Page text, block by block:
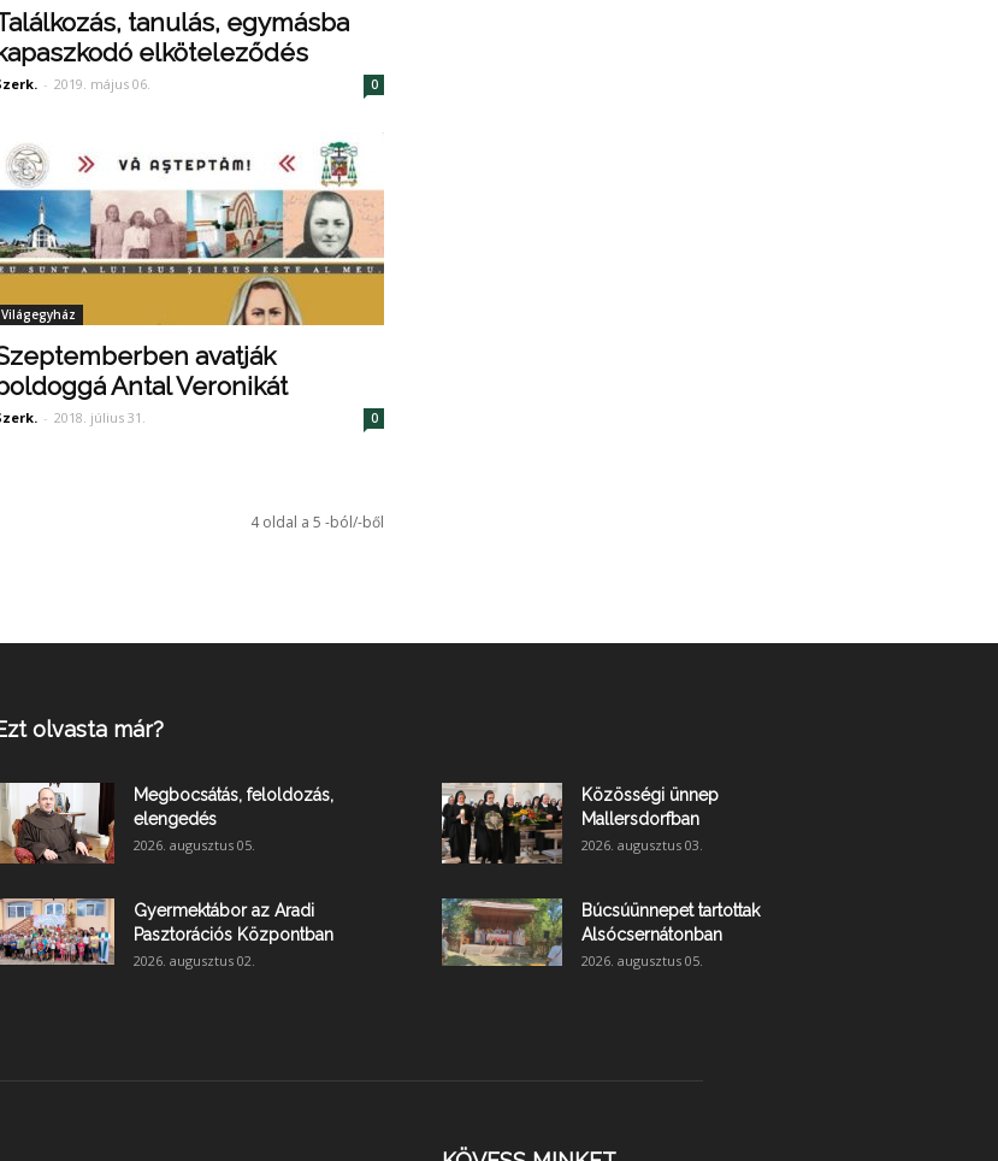
tanulás, egymásba
elköteleződés
- 2019. május 06. 0
Világegyház
avatják
Antal Veronikát
- 2018. július 31. 0
4 oldal a 5 -ból/-ből
olvasta már?
Megbocsátás, feloldozás,
elengedés
2026. augusztus 05.
Közösségi ünnep
Mallersdorfban
2026. augusztus 03.
Gyermektábor az Aradi
Pasztorációs Központban
2026. augusztus 02.
Búcsúünnepet tartottak
Alsócsernátonban
2026. augusztus 05.